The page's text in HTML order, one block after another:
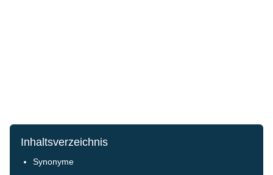
Inhaltsverzeichnis
Synonyme